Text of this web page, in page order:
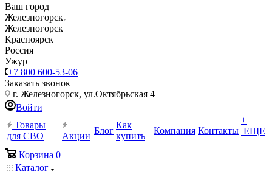
Ваш город
Железногорск
Железногорск
Красноярск
Россия
Ужур
+7 800 600-53-06
Заказать звонок
г. Железногорск, ул.Октябрьская 4
Войти
Товары
для СВО
Акции
Блог
Как
купить
Компания Контакты
+
ЕЩЕ
Корзина 0
Каталог